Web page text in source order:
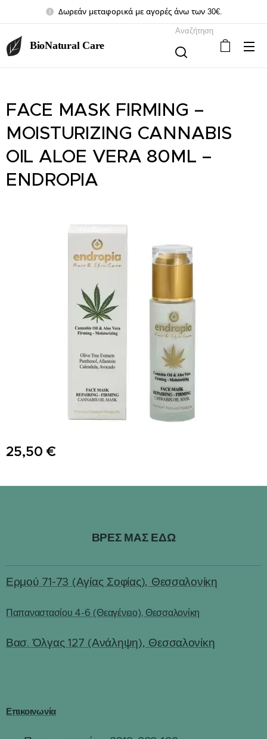
Δωρεάν μεταφορικά με αγορές άνω των 30€.
BioNatural Care
Αναζήτηση
FACE MASK FIRMING –
MOISTURIZING CANNABIS
OIL ALOE VERA 80ML –
ENDROPIA
25,50 €
ΒΡΕΣ ΜΑΣ ΕΔΩ
Ερμού 71-73 (Αγίας Σοφίας), Θεσσαλονίκη
Παπαναστασίου 4-6 (Θεαγένειο), Θεσσαλονίκη
Βασ. Όλγας 127 (Ανάληψη), Θεσσαλονίκη
Επικοινωνία